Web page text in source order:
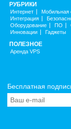
РУБРИКИ
Интернет Мобильная
Интеграция
Оборудование
ПО
Инновации
Гаджеты
ПОЛЕЗНОЕ
Аренда VPS
Бесплатная